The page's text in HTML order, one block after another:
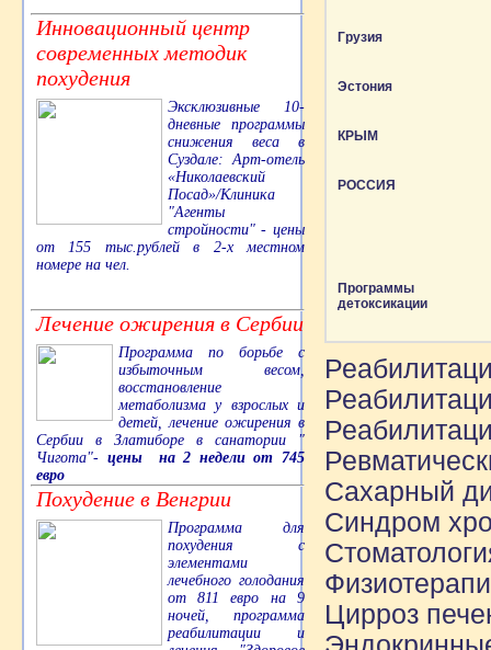
Инновационный центр
современных методик
похудения
Эксклюзивные 10-
дневные программы
снижения веса в
Суздале: Арт-отель
«Николаевский
Посад»/Клиника
"Агенты
стройности" - цены
от 155 тыс.рублей в 2-х местном
номере на чел.
Лечение ожирения в Сербии
Программа по борьбе с
избыточным весом,
восстановление
метаболизма у взрослых и
детей, лечение ожирения в
Сербии в Златиборе в санатории "
Чигота"- цены на 2 недели от 745
евро
Похудение в Венгрии
Программа для
похудения с
элементами
лечебного голодания
от 811 евро на 9
ночей, программа
реабилитации и
Грузия
Эстония
КРЫМ
РОССИЯ
Программы
детоксикации
Сахарный
Синдром
Цирроз